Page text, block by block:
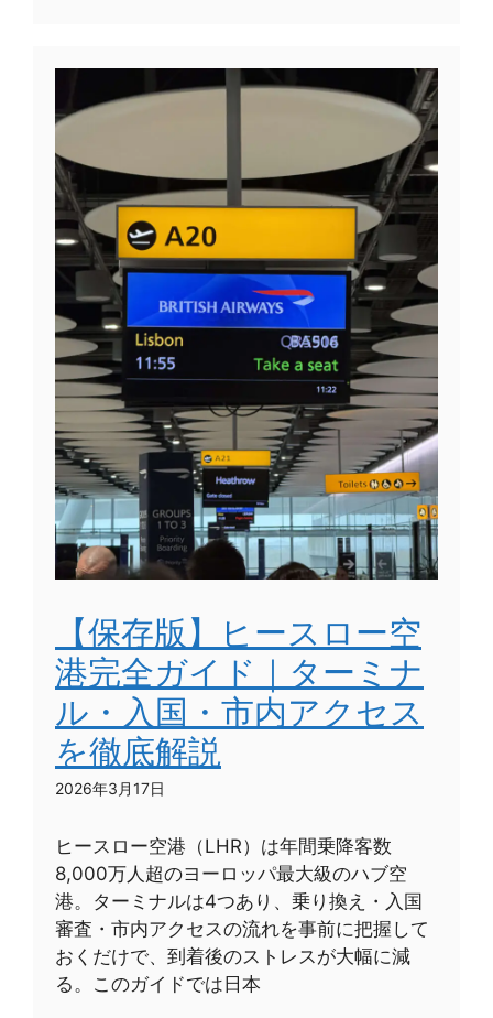
【保存版】ヒースロー空
港完全ガイド｜ターミナ
ル・入国・市内アクセス
を徹底解説
2026年3月17日
ヒースロー空港（LHR）は年間乗降客数
8,000万人超のヨーロッパ最大級のハブ空
港。ターミナルは4つあり、乗り換え・入国
審査・市内アクセスの流れを事前に把握して
おくだけで、到着後のストレスが大幅に減
る。このガイドでは日本